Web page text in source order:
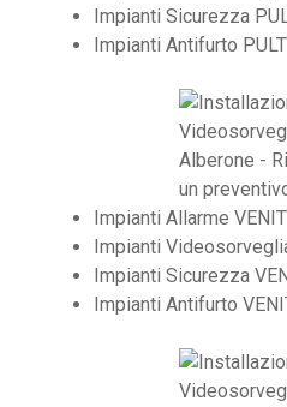
Impianti Sicurezza
Impianti Antifurto
Impianti Allarme
Impianti
Impianti Sicurezza
Impianti Antifurto